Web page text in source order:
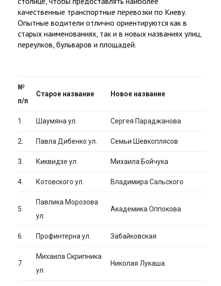
качественные транспортные перевозки по Киеву.
Опытные водители отлично ориентируются как в
старых наименованиях, так и в новых названиях улиц,
переулков, бульваров и площадей.
№
п/п
Старое название Новое название
1. Шаумяна ул. Сергея Параджанова
2. Павла Дибенко ул. Семьи Шевкоплясов
3. Киквидзе ул. Михаила Бойчука
4. Котовского ул. Владимира Сальского
5.
Павлика Морозова
ул.
Академика Оппокова
6. Профинтерна ул. Забайковская
7.
Михаила Скрипника
ул.
Николая Лукаша